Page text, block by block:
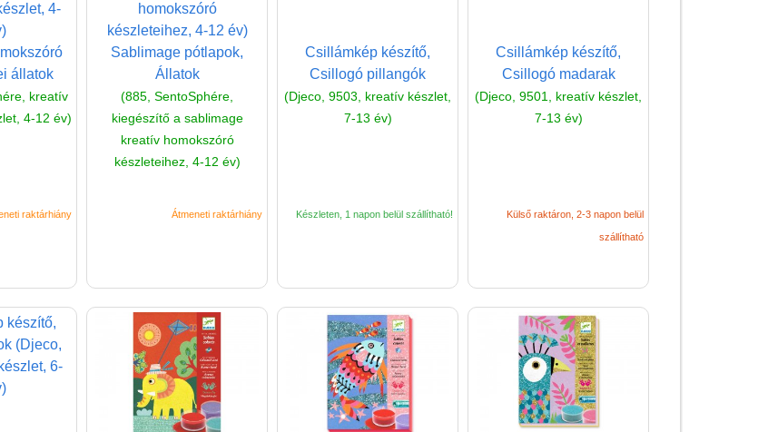
állatok
kreatív
4-12 év)
raktárhiány
Sablimage pótlapok,
Állatok
(885, SentoSphére,
kiegészítő a sablimage
kreatív homokszóró
készleteihez, 4-12 év)
Átmeneti raktárhiány
Csillámkép készítő,
Csillogó pillangók
(Djeco, 9503, kreatív készlet,
7-13 év)
Készleten, 1 napon belül szállítható!
Csillámkép készítő,
Csillogó madarak
(Djeco, 9501, kreatív készlet,
7-13 év)
Külső raktáron, 2-3 napon belül
szállítható
Mozgásfejlesztő játékok
Okos partijátékok
Pixelhobby
Strandjátékok
Szerelés, barkácsolás, kerti
kalandozás
Szerepjáték